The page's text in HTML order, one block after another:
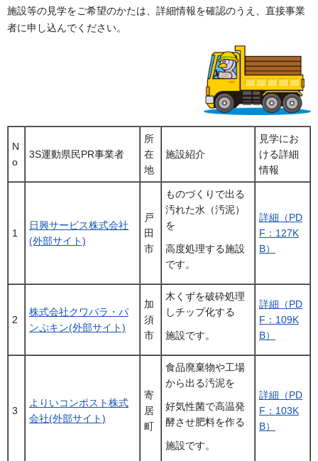
施設等の見学をご希望のかたは、詳細情報を確認のうえ、直接事業
者に申し込んでください。
N
o
3S運動県民PR事業者
所
在
地
施設紹介
見学にお
ける詳細
情報
1
日興サービス株式会社
(外部サイト)
戸
田
市
ものづくりで出る
汚れた水（汚泥）
を
高度処理する施設
です。
詳細（PD
F：127K
B）
2
株式会社クワバラ・パ
ンぷキン(外部サイト)
加
須
市
木くずを破砕処理
しチップ化する
施設です。
詳細（PD
F：109K
B）
3
よりいコンポスト株式
会社(外部サイト)
寄
居
町
食品廃棄物や工場
から出る汚泥を
好気性菌で高温発
酵させ肥料を作る
施設です。
詳細（PD
F：103K
B）